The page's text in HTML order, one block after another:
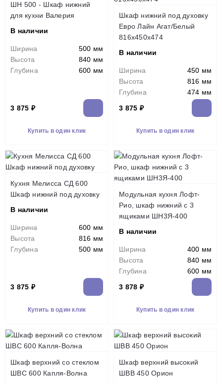
ШН 500 - Шкаф нижний
для кухни Валерия
В наличии
Ширина
500 мм
Высота
840 мм
Глубина
600 мм
3 875 ₽
Купить в один клик
Шкаф нижний под духовку
Евро Лайн Агат/Белый
816х450х474
В наличии
Ширина
450 мм
Высота
816 мм
Глубина
474 мм
3 875 ₽
Купить в один клик
Кухня Мелисса СД 600
Шкаф нижний под духовку
В наличии
Ширина
600 мм
Высота
816 мм
Глубина
500 мм
3 875 ₽
Купить в один клик
Модульная кухня Лофт-
Рио, шкаф нижний с 3
ящиками ШН3Я-400
В наличии
Ширина
400 мм
Высота
840 мм
Глубина
600 мм
3 878 ₽
Купить в один клик
Шкаф верхний со стеклом
ШВС 600 Капля-Волна
Шкаф верхний высокий
ШВВ 450 Орион